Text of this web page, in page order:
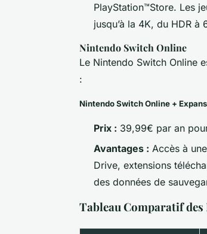
PlayStation™Store. Les
jusqu’à la 4K, du HDR
Nintendo Switch Online
Le Nintendo Switch Online
:
Nintendo Switch Online +
Prix : 39,99€ par an
Avantages : Accès à
Drive, extensions
des données de
Tableau Comparatif